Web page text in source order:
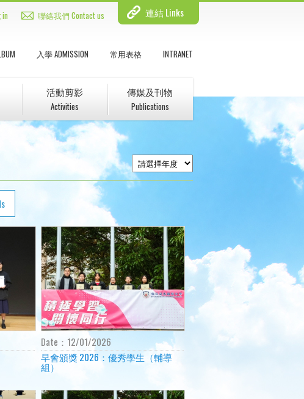
聯絡我們 Contact us 連結 Links
入學 ADMISSION 常用表格 INTRANET
活動剪影
Activities
傳媒及刊物
Publications
Date： 12/01/2026
早會頒獎 2026：優秀學生（輔導
組）